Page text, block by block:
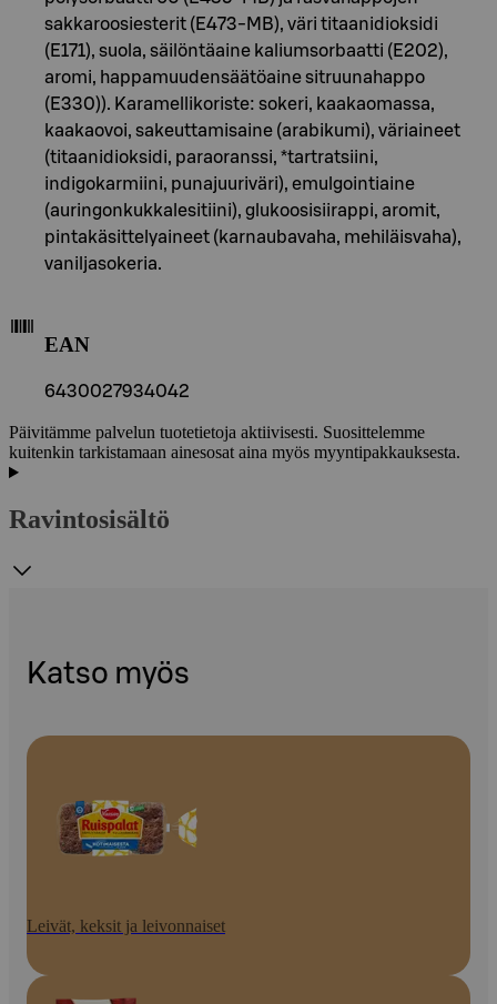
sakkaroosiesterit (E473-MB), väri titaanidioksidi
(E171), suola, säilöntäaine kaliumsorbaatti (E202),
aromi, happamuudensäätöaine sitruunahappo
(E330)). Karamellikoriste: sokeri, kaakaomassa,
kaakaovoi, sakeuttamisaine (arabikumi), väriaineet
(titaanidioksidi, paraoranssi, *tartratsiini,
indigokarmiini, punajuuriväri), emulgointiaine
(auringonkukkalesitiini), glukoosisiirappi, aromit,
pintakäsittelyaineet (karnaubavaha, mehiläisvaha),
vaniljasokeria.
EAN
6430027934042
Päivitämme palvelun tuotetietoja aktiivisesti. Suosittelemme
kuitenkin tarkistamaan ainesosat aina myös myyntipakkauksesta.
Ravintosisältö
Katso myös
Leivät, keksit ja leivonnaiset